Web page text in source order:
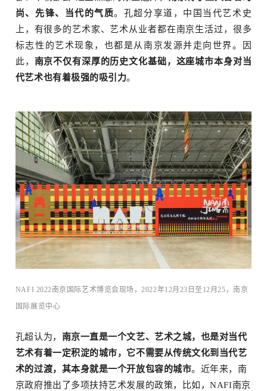
尚、先锋、当代的气质。孔超分享道，中国当代艺术史
上，有很多的艺术家、艺术从业者都在南京生活过，很多
标志性的艺术现象，也都是从南京发源并走向世界。因
此， 南京不仅有深厚的历史文化基础，这座城市本身对当
代艺术也有着极强的吸引力。
NAFI 2022南京国际艺术博览会现场，2022年12月23日至12月25，南京
国际展览中⼼
孔超认为， 南京一直是一个文艺、艺术之城，也是对当代
艺术有着一定积淀的城市，它不需要从传统文化到当代艺
术的过渡，其本身就是一个开放包容的城市。近年来，南
京政府推出了多项扶持艺术发展的政策，比如，NAFI南京